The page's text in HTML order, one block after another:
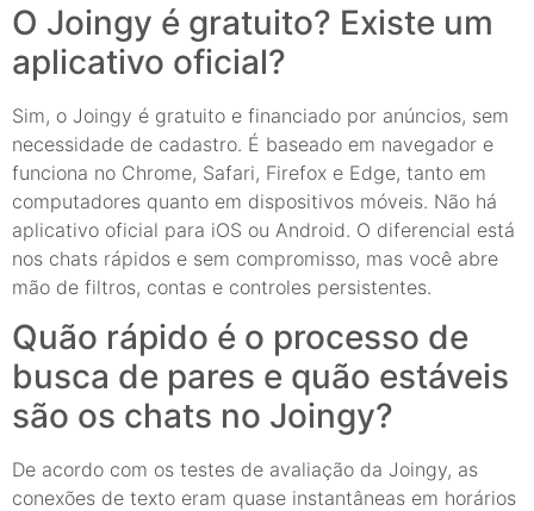
O Joingy é gratuito? Existe um
aplicativo oficial?
Sim, o Joingy é gratuito e financiado por anúncios, sem
necessidade de cadastro. É baseado em navegador e
funciona no Chrome, Safari, Firefox e Edge, tanto em
computadores quanto em dispositivos móveis. Não há
aplicativo oficial para iOS ou Android. O diferencial está
nos chats rápidos e sem compromisso, mas você abre
mão de filtros, contas e controles persistentes.
Quão rápido é o processo de
busca de pares e quão estáveis
são os chats no Joingy?
De acordo com os testes de avaliação da Joingy, as
conexões de texto eram quase instantâneas em horários